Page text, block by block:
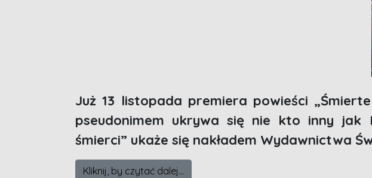
Już 13 listopada premiera powieści
pseudonimem ukrywa się nie kto inny jak
śmierci” ukaże się nakładem Wydawnictwa
Kliknij, by czytać dalej...